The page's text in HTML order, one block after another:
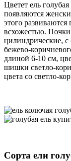
Цветет ель
появляются
этого
всхожестью.
цилиндрические,
бежево-
длиной 6-10 см,
шишки светло-
цвета со светло-
Сорта ели